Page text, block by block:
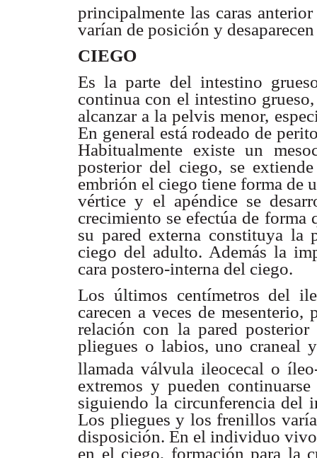
principalmente las caras
varían de posición y
CIEGO
Es la parte del intestino
continua con el intestino
alcanzar a la pelvis menor,
En general está rodeado de
Habitualmente existe un
posterior del ciego, se
embrión el ciego tiene forma de
vértice y el apéndice se
crecimiento se efectúa de
su pared externa constituya la
ciego del adulto. Además la
cara postero-interna del ciego.
Los últimos centímetros del
carecen a veces de
relación con la pared
pliegues o labios, uno craneal
llamada válvula ileocecal o
extremos y pueden
siguiendo la circunferencia del
Los pliegues y los frenillos
disposición. En el individuo
en el ciego, formación para la